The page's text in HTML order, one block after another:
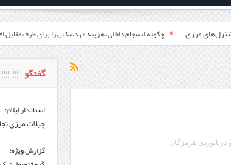
چگونه انسجام داخلی، هزینه عهدشکنی را برای طرف
اقتدار دیپلماسی از درون مرزها آغاز می‌شود
کنترل‌های مرزی
تاکید شد؛
ضرورت دارد
چابهار، جایی که دریا به
قدردانی وزیر میراث فرهنگی، گردشگری و صنایع دستی ازدریانوردی هرمزگان
گفتگو
استاندار ایلام:
چیلات مرزی
گزارش ویژه؛